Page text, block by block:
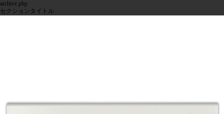
archive.php
セクションタイトル